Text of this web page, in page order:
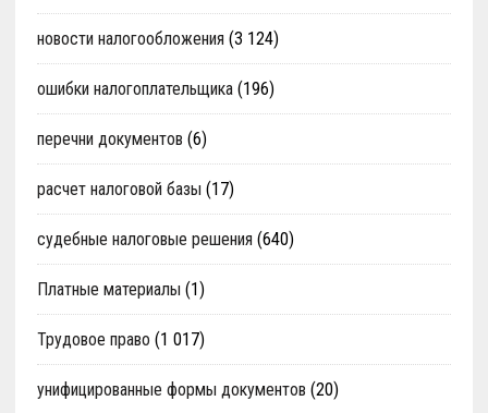
новости налогообложения (3 124)
ошибки налогоплательщика(196)
перечни документов (6)
расчет налоговой базы (17)
судебные налоговые решения (640)
Платные материалы (1)
Трудовое право (1 017)
унифицированные формы документов (20)